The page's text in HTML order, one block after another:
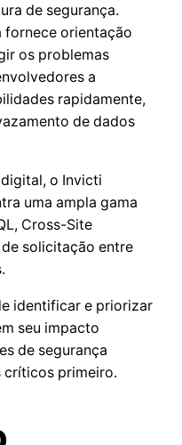
de segurança.
fornece orientação
os problemas
a
rapidamente,
de dados
o Invicti
uma ampla gama
Cross-Site
solicitação entre
identificar e priorizar
seu impacto
de segurança
críticos primeiro.